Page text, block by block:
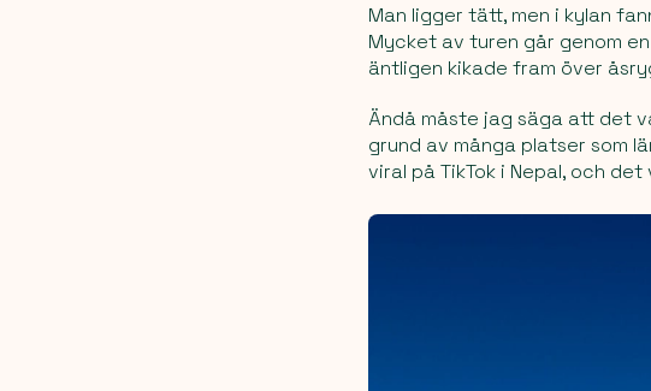
Man ligger tätt, men i kylan
Mycket av turen går genom
äntligen kikade fram över
Ändå måste jag säga att det
grund av många platser som
viral på TikTok i Nepal, och